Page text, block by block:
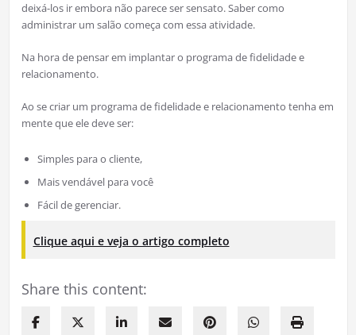
deixá-los ir embora não parece ser sensato. Saber como
administrar um salão começa com essa atividade.
Na hora de pensar em implantar o programa de fidelidade e
relacionamento.
Ao se criar um programa de fidelidade e relacionamento tenha em
mente que ele deve ser:
Simples para o cliente,
Mais vendável para você
Fácil de gerenciar.
Clique aqui e veja o artigo completo
Share this content: